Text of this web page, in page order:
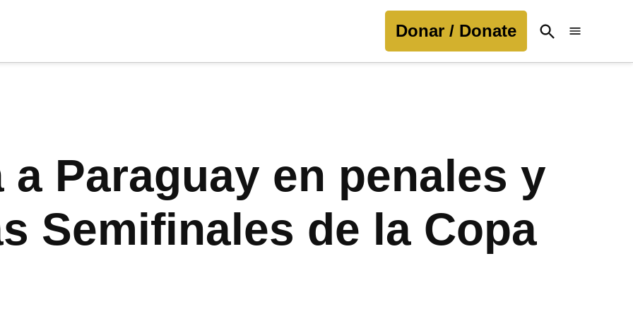
Donar / Donate
Open
Search
Paraguay en penales y
Semifinales de la Copa